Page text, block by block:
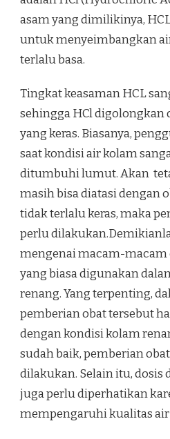
asam yang dimilikinya,
untuk menyeimbangkan
terlalu basa.
Tingkat keasaman HCL
sehingga HCl digolongkan
yang keras. Biasanya,
saat kondisi air kolam
ditumbuhi lumut. Akan
masih bisa diatasi dengan
tidak terlalu keras, maka
perlu
mengenai macam-macam
yang biasa digunakan
renang. Yang terpenting,
pemberian obat tersebut
dengan kondisi kolam
sudah baik, pemberian
dilakukan. Selain itu, dosis
juga perlu diperhatikan
mempengaruhi kualitas